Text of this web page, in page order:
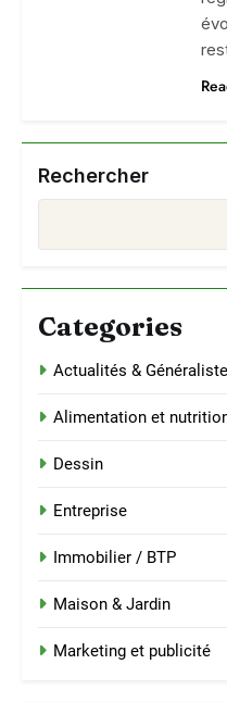
Rechercher
Categories
Actualités & Généraliste
Alimentation et
Dessin
Entreprise
Immobilier / BTP
Maison & Jardin
Marketing et publicité